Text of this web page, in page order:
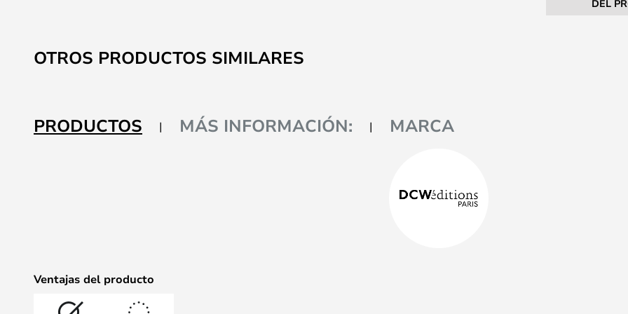
DEL
OTROS PRODUCTOS SIMILARES
PRODUCTOS MÁS INFORMACIÓN: MARCA
Ventajas del producto